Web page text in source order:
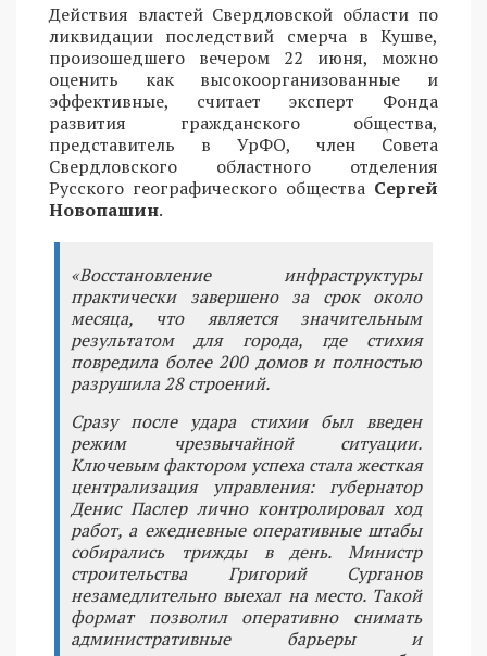
Действия властей Свердловской области по
ликвидации последствий смерча в Кушве,
произошедшего вечером 22 июня, можно
оценить как высокоорганизованные и
эффективные, считает эксперт Фонда
развития гражданского общества,
представитель в УрФО, член Совета
Свердловского областного отделения
Русского географического общества Сергей
Новопашин.
«Восстановление инфраструктуры
практически завершено за срок около
месяца, что является значительным
результатом для города, где стихия
повредила более 200 домов и полностью
разрушила 28 строений.
Сразу после удара стихии был введен
режим чрезвычайной ситуации.
Ключевым фактором успеха стала жесткая
централизация управления: губернатор
Денис Паслер лично контролировал ход
работ, а ежедневные оперативные штабы
собирались трижды в день. Министр
строительства Григорий Сурганов
незамедлительно выехал на место. Такой
формат позволил оперативно снимать
административные барьеры и